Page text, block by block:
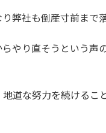
弊社も倒産寸前まで
やり直そうという声
道な努力を続けるこ